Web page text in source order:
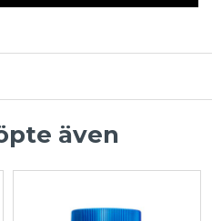
även